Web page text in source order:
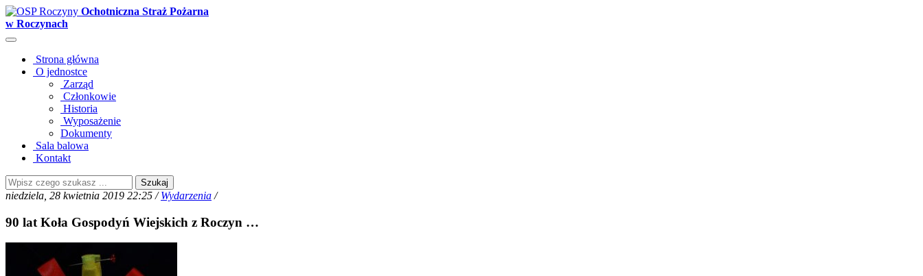
Ochotniczna Straż Pożarna
w Roczynach
Strona główna
O jednostce
Zarząd
Członkowie
Historia
Wyposażenie
Dokumenty
Sala balowa
Kontakt
Szukaj
niedziela, 28 kwietnia 2019 22:25 /Wydarzenia /
90 lat Koła Gospodyń Wiejskich z Roczyn …